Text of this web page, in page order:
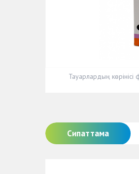
Тауарлардың
Сипаттама